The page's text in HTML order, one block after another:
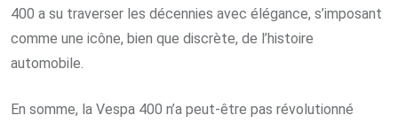
400 a su traverser les décennies avec élégance, s’imposant
comme une icône, bien que discrète, de l’histoire
automobile.
En somme, la Vespa 400 n’a peut-être pas révolutionné